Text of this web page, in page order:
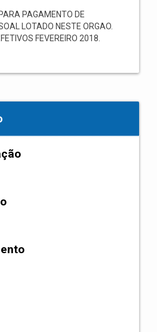
PAGAMENTO DE
LOTADO NESTE ORGAO.
FEVEREIRO 2018.